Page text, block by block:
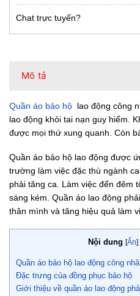
Chat trực tuyến?
Mô tả
Quần áo bảo hộ lao động công
lao động khỏi tai nạn guy hiểm.
được mọi thứ xung quanh. Còn
Quần áo bảo hộ lao động được
trường làm việc đặc thù ngành
phải tăng ca. Làm việc đến đêm
sáng kém. Quần áo lao động
thân mình và tăng hiệu quả làm
Nội dung [Ẩn]
Quần áo bảo hộ lao động công
Đặc trưng của đồng phục bảo hộ
Giới thiệu về quần áo lao động